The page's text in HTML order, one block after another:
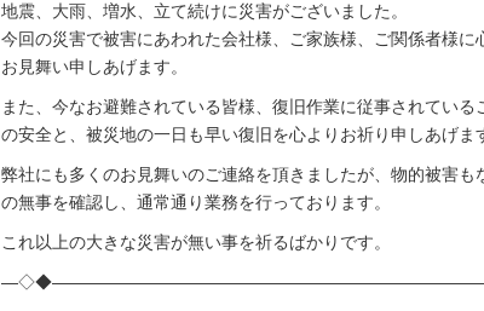
地震、大雨、増水、立て続けに災害がございました。
今回の災害で被害にあわれた会社様、ご家族様、ご関係者様に
お見舞い申しあげます。
また、今なお避難されている皆様、復旧作業に従事されている
の安全と、被災地の一日も早い復旧を心よりお祈り申しあげま
弊社にも多くのお見舞いのご連絡を頂きましたが、物的被害も
の無事を確認し、通常通り業務を行っております。
これ以上の大きな災害が無い事を祈るばかりです。